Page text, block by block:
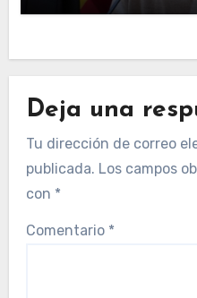
Deja una
Tu dirección de correo
publicada. Los campos
con *
Comentario *